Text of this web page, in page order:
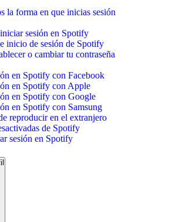
la forma en que inicias sesión
sesión en Spotify
inicio de sesión de Spotify
o cambiar tu contraseña
en Spotify con Facebook
en Spotify con Apple
en Spotify con Google
en Spotify con Samsung
reproducir en el extranjero
de Spotify
sesión en Spotify